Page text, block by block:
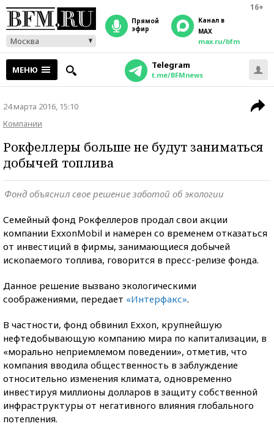
16+
Москва
прямой
эфир
Канал в
MAX
max.ru/bfm
МЕНЮ Telegram
t.me/BFMnews
24 марта 2016, 15:10
Компании
Рокфеллеры больше не будут заниматься
добычей топлива
Фонд объяснил свое решение заботой об экологии
Семейный фонд Рокфеллеров продал свои акции
компании ExxonMobil и намерен со временем отказаться
от инвестиций в фирмы, занимающиеся добычей
ископаемого топлива, говорится в пресс-релизе фонда.
Данное решение вызвано экологическими
соображениями, передает «Интерфакс».
В частности, фонд обвинил Exxon, крупнейшую
нефтедобывающую компанию мира по капитализации, в
«морально неприемлемом поведении», отметив, что
компания вводила общественность в заблуждение
относительно изменения климата, одновременно
инвестируя миллионы долларов в защиту собственной
инфраструктуры от негативного влияния глобального
потепления.